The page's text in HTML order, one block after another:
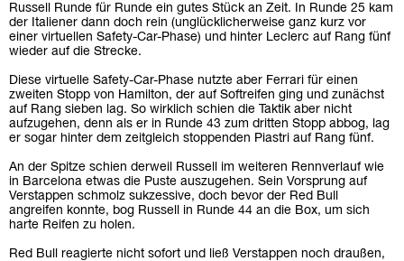
Russell Runde für Runde ein gutes Stück an Zeit. In Runde 25 kam
der Italiener dann doch rein (unglücklicherweise ganz kurz vor
einer virtuellen Safety-Car-Phase) und hinter Leclerc auf Rang fünf
wieder auf die Strecke.
Diese virtuelle Safety-Car-Phase nutzte aber Ferrari für einen
zweiten Stopp von Hamilton, der auf Softreifen ging und zunächst
auf Rang sieben lag. So wirklich schien die Taktik aber nicht
aufzugehen, denn als er in Runde 43 zum dritten Stopp abbog, lag
er sogar hinter dem zeitgleich stoppenden Piastri auf Rang fünf.
An der Spitze schien derweil Russell im weiteren Rennverlauf wie
in Barcelona etwas die Puste auszugehen. Sein Vorsprung auf
Verstappen schmolz sukzessive, doch bevor der Red Bull
angreifen konnte, bog Russell in Runde 44 an die Box, um sich
harte Reifen zu holen.
Red Bull reagierte nicht sofort und ließ Verstappen noch draußen,